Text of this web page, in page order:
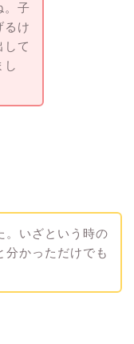
。子
るけ
して
し
。いざという時の
分かっただけでも